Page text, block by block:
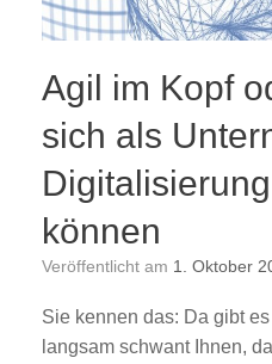
Agil im Kopf
sich als
können
Veröffentlicht am 1. Oktober
Sie kennen das: Da gibt
langsam schwant Ihnen,